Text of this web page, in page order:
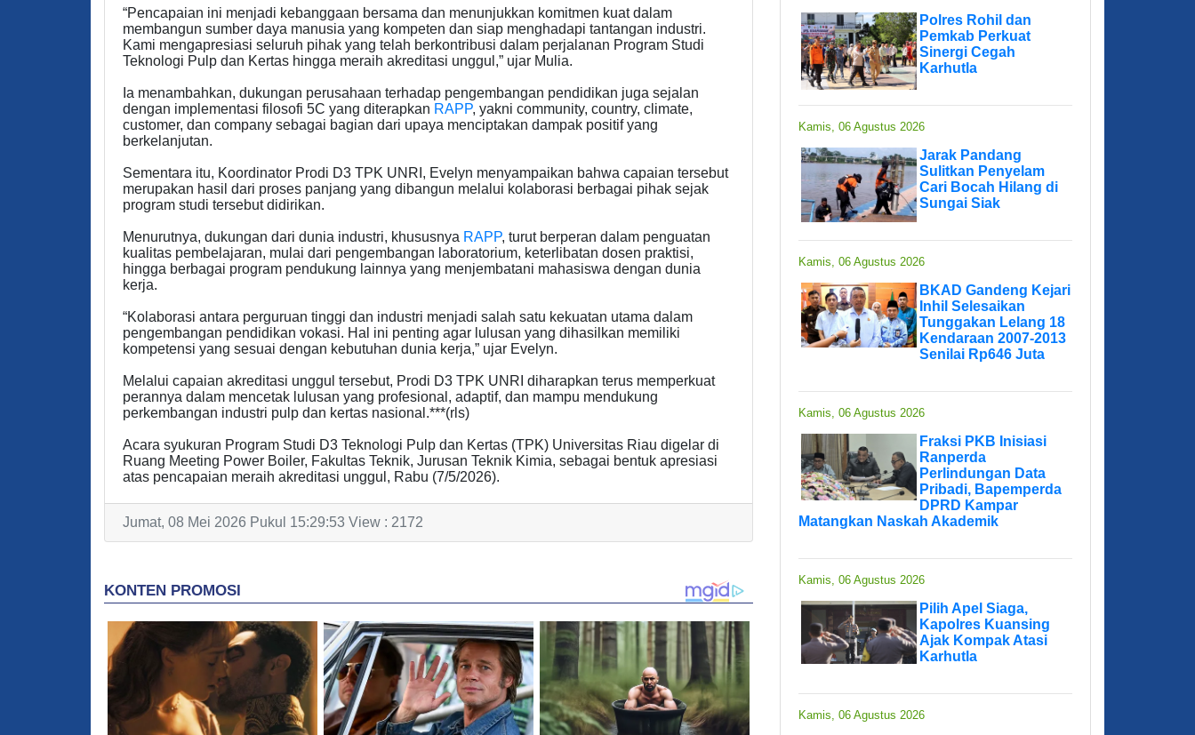
“Pencapaian ini menjadi kebanggaan bersama dan menunjukkan komitmen kuat dalam
membangun sumber daya manusia yang kompeten dan siap menghadapi tantangan industri.
Kami mengapresiasi seluruh pihak yang telah berkontribusi dalam perjalanan Program Studi
Teknologi Pulp dan Kertas hingga meraih akreditasi unggul,” ujar Mulia.
Ia menambahkan, dukungan perusahaan terhadap pengembangan pendidikan juga sejalan
dengan implementasi filosofi 5C yang diterapkan RAPP, yakni community, country, climate,
customer, dan company sebagai bagian dari upaya menciptakan dampak positif yang
berkelanjutan.
Sementara itu, Koordinator Prodi D3 TPK UNRI, Evelyn menyampaikan bahwa capaian tersebut
merupakan hasil dari proses panjang yang dibangun melalui kolaborasi berbagai pihak sejak
program studi tersebut didirikan.
Menurutnya, dukungan dari dunia industri, khususnya RAPP, turut berperan dalam penguatan
kualitas pembelajaran, mulai dari pengembangan laboratorium, keterlibatan dosen praktisi,
hingga berbagai program pendukung lainnya yang menjembatani mahasiswa dengan dunia
kerja.
“Kolaborasi antara perguruan tinggi dan industri menjadi salah satu kekuatan utama dalam
pengembangan pendidikan vokasi. Hal ini penting agar lulusan yang dihasilkan memiliki
kompetensi yang sesuai dengan kebutuhan dunia kerja,” ujar Evelyn.
Melalui capaian akreditasi unggul tersebut, Prodi D3 TPK UNRI diharapkan terus memperkuat
perannya dalam mencetak lulusan yang profesional, adaptif, dan mampu mendukung
perkembangan industri pulp dan kertas nasional.***(rls)
Acara syukuran Program Studi D3 Teknologi Pulp dan Kertas (TPK) Universitas Riau digelar di
Ruang Meeting Power Boiler, Fakultas Teknik, Jurusan Teknik Kimia, sebagai bentuk apresiasi
atas pencapaian meraih akreditasi unggul, Rabu (7/5/2026).
Jumat, 08 Mei 2026 Pukul 15:29:53 View : 2172
Polres Rohil dan
Pemkab Perkuat
Sinergi Cegah
Karhutla
Kamis, 06 Agustus 2026
Jarak Pandang
Sulitkan Penyelam
Cari Bocah Hilang di
Sungai Siak
Kamis, 06 Agustus 2026
BKAD Gandeng Kejari
Inhil Selesaikan
Tunggakan Lelang 18
Kendaraan 2007-2013
Senilai Rp646 Juta
Kamis, 06 Agustus 2026
Fraksi PKB Inisiasi
Ranperda
Perlindungan Data
Pribadi, Bapemperda
DPRD Kampar
Matangkan Naskah Akademik
Kamis, 06 Agustus 2026
Pilih Apel Siaga,
Kapolres Kuansing
Ajak Kompak Atasi
Karhutla
Kamis, 06 Agustus 2026